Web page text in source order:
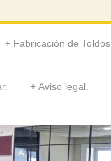
Fabricación de Toldos.
Aviso legal.